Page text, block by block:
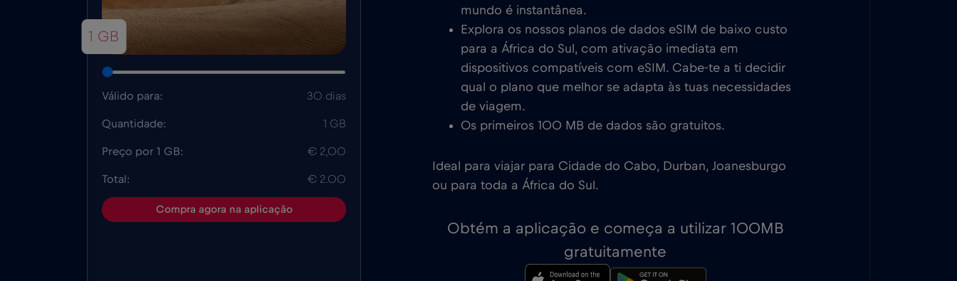
1 GB
Válido para: 30 dias
Quantidade: 1 GB
Preço por 1 GB: € 2,00
Total: € 2.00
Compra agora na aplicação
mundo é instantânea.
Explora os nossos planos de dados eSIM de baixo custo
para a África do Sul, com ativação imediata em
dispositivos compatíveis com eSIM. Cabe-te a ti decidir
qual o plano que melhor se adapta às tuas necessidades
de viagem.
Os primeiros 100 MB de dados são gratuitos.
Ideal para viajar para Cidade do Cabo, Durban, Joanesburgo
ou para toda a África do Sul.
Obtém a aplicação e começa a utilizar 100MB
gratuitamente